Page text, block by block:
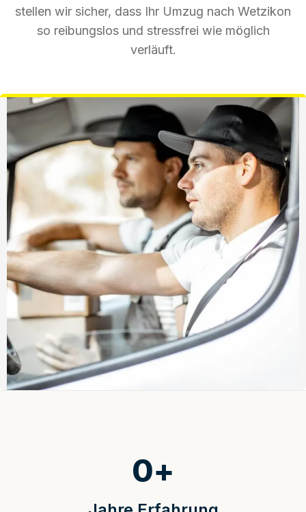
stellen wir sicher, dass Ihr Umzug nach Wetzikon
so reibungslos und stressfrei wie möglich
verläuft.
0+